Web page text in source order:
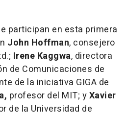
participan en esta primera
John Hoffman, consejero
Irene Kaggwa, directora
de Comunicaciones de
de la iniciativa GIGA de
, profesor del MIT; yXavier
de la Universidad de